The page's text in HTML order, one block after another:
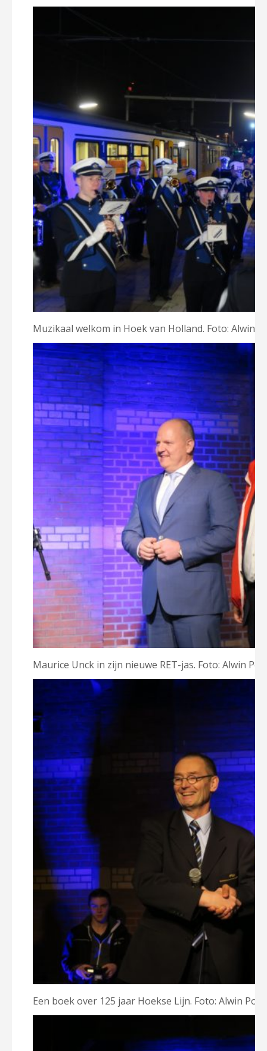
Muzikaal welkom in Hoek van Holland. Foto: Alwin
Maurice Unck in zijn nieuwe RET-jas. Foto: Alwin Pot
Een boek over 125 jaar Hoekse Lijn. Foto: Alwin Pot